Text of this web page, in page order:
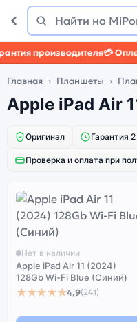
Поиск
Найти
производителя💳 Оплата
Главная Планшеты
Apple iPad Air
Оригинал Гарантия
Проверка и оплата при
Нет в наличии
Apple iPad Air 11 (2024)
128Gb Wi-Fi Blue (Синий)
★★★★★4,9(241)